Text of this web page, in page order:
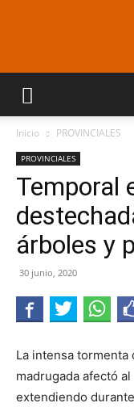
Inicio PROVINCIALES
PROVINCIALES
Temporal
árboles y
30 junio, 2020
La intensa tormenta
madrugada afectó
extendiendo